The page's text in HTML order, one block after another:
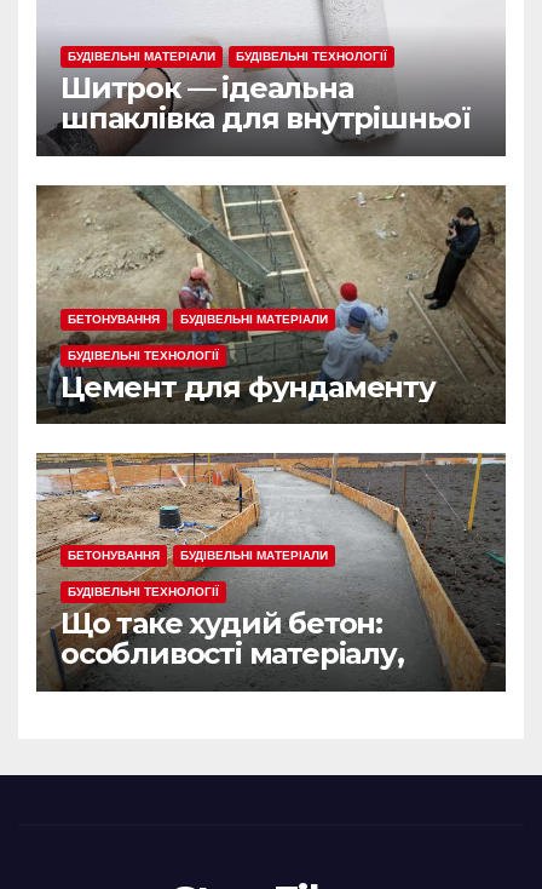
БУДІВЕЛЬНІ МАТЕРІАЛИ БУДІВЕЛЬНІ ТЕХНОЛОГІЇ
Шитрок — ідеальна
шпаклівка для внутрішньої
обробки
БЕТОНУВАННЯ БУДІВЕЛЬНІ МАТЕРІАЛИ
БУДІВЕЛЬНІ ТЕХНОЛОГІЇ
Цемент для фундаменту
БЕТОНУВАННЯ БУДІВЕЛЬНІ МАТЕРІАЛИ
БУДІВЕЛЬНІ ТЕХНОЛОГІЇ
Що таке худий бетон:
особливості матеріалу,
сфера застосування